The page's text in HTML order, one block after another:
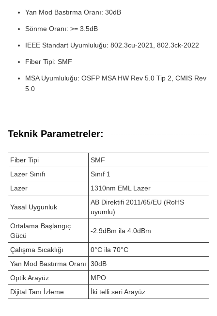
Yan Mod Bastırma Oranı: 30dB
Sönme Oranı: >= 3.5dB
IEEE Standart Uyumluluğu: 802.3cu-2021, 802.3ck-2022
Fiber Tipi: SMF
MSA Uyumluluğu: OSFP MSA HW Rev 5.0 Tip 2, CMIS Rev
5.0
Teknik Parametreler:
Fiber Tipi
SMF
Lazer Sınıfı
Sınıf 1
Lazer
1310nm EML Lazer
Yasal Uygunluk
AB Direktifi 2011/65/EU (RoHS
uyumlu)
Ortalama Başlangıç
Gücü
-2.9dBm ila 4.0dBm
Çalışma Sıcaklığı
0°C ila 70°C
Yan Mod Bastırma Oranı
30dB
Optik Arayüz
MPO
Dijital Tanı İzleme
İki telli seri Arayüz